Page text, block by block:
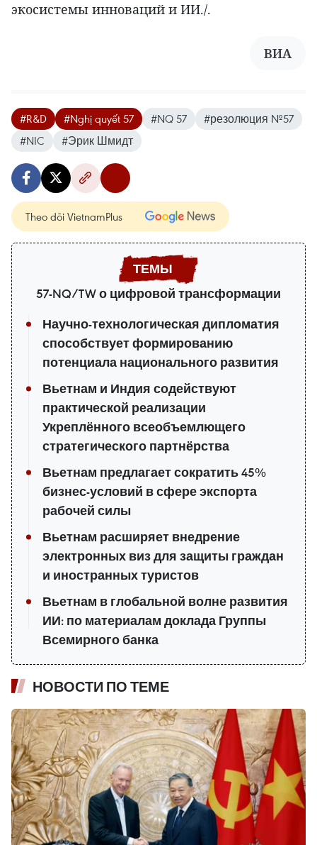
экосистемы инноваций и ИИ./.
ВИА
#R&D #Nghị quyết 57 #NQ 57
#резолюция №57
#NIC
#Эрик Шмидт
Theo dõi VietnamPlus
57-NQ/TW о цифровой трансформации
Научно-технологическая дипломатия
способствует формированию
потенциала национального развития
Вьетнам и Индия содействуют
практической реализации
Укреплённого всеобъемлющего
стратегического партнёрства
Вьетнам предлагает сократить 45%
бизнес-условий в сфере экспорта
рабочей силы
Вьетнам расширяет внедрение
электронных виз для защиты граждан
и иностранных туристов
Вьетнам в глобальной волне развития
ИИ: по материалам доклада Группы
Всемирного банка
НОВОСТИ ПО ТЕМЕ